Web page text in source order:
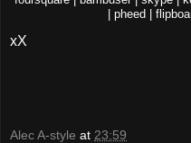
| pheed |
xX
Alec A-style at 23:59